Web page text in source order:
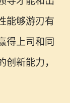
能够游刃有
得上司和同
新能力，